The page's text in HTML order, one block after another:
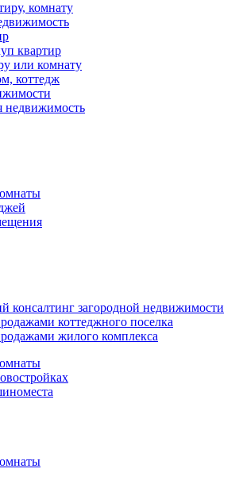
комнату
квартир
или комнату
коттедж
недвижимость
консалтинг загородной недвижимости
коттеджного поселка
жилого комплекса